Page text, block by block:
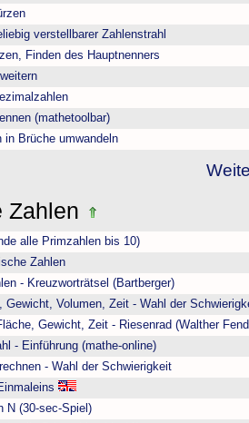
verstellbarer Zahlenstrahl
Finden des Hauptnenners
(mathetoolbar)
in Brüche umwandeln
Zahlen
alle Primzahlen bis 10)
Zahlen
- Kreuzworträtsel (Bartberger)
Gewicht, Volumen, Zeit - Wahl der
Gewicht, Zeit - Riesenrad (Walther
- Einführung (mathe-online)
- Wahl der Schwierigkeit
N (30-sec-Spiel)